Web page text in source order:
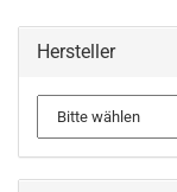
Hersteller